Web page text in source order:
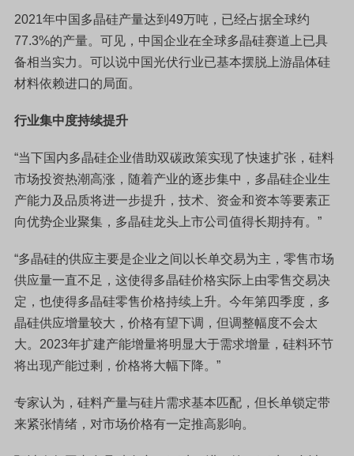
2021年中国多晶硅产量达到49万吨，已经占据全球约
77.3%的产量。可见，中国企业在全球多晶硅赛道上已具
备相当实力。可以说中国光伏行业已基本摆脱上游晶体硅
材料依赖进口的局面。
行业集中度持续提升
“当下国内多晶硅企业借助双碳政策实现了快速扩张，硅料
市场投资热潮高涨，随着产业的逐步集中，多晶硅企业生
产能力及品质将进一步提升，技术、资金和资本等要素正
向优势企业聚集，多晶硅龙头上市公司值得长期持有。”
“多晶硅的供应主要是企业之间以长单交易为主，零售市场
供应量一直不足，这使得多晶硅价格实际上由零售交易决
定，也使得多晶硅零售价格持续上升。今年第四季度，多
晶硅供应增量较大，价格有望下调，但调整幅度不会太
大。2023年扩建产能增量将明显大于需求增量，硅料环节
将出现产能过剩，价格将大幅下降。”
专家认为，硅料产量与硅片需求基本匹配，但长单锁定带
来紧张情绪，对市场价格有一定推高影响。